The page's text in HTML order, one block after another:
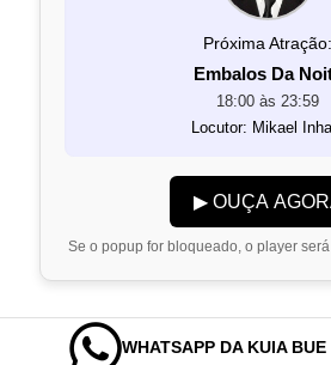
Próxima Atração:
Embalos Da
18:00 às 23:59
Locutor: Mikael
▶ OUÇA
Se o popup for bloqueado, o player
WHATSAPP DA KUIA BUE